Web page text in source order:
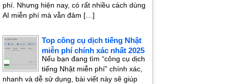
phí. Nhưng hiện nay, có rất nhiều cách dùng
AI miễn phí mà vẫn đảm […]
Top công cụ dịch tiếng Nhật
miễn phí chính xác nhất 2025
Nếu bạn đang tìm “công cụ dịch
tiếng Nhật miễn phí” chính xác,
nhanh và dễ sử dụng, bài viết này sẽ giúp